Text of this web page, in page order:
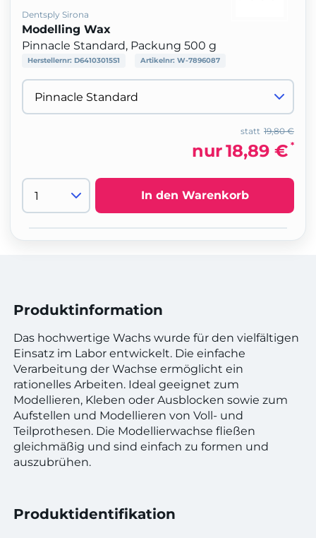
Dentsply Sirona
Modelling Wax
Pinnacle Standard, Packung 500 g
Herstellernr: D64103015S1 Artikelnr: W-7896087
19,80 €
statt
nur18,89 € *
In den Warenkorb
Produktinformation
Das hochwertige Wachs wurde für den vielfältigen
Einsatz im Labor entwickelt. Die einfache
Verarbeitung der Wachse ermöglicht ein
rationelles Arbeiten. Ideal geeignet zum
Modellieren, Kleben oder Ausblocken sowie zum
Aufstellen und Modellieren von Voll- und
Teilprothesen. Die Modellierwachse fließen
gleichmäßig und sind einfach zu formen und
auszubrühen.
Produktidentifikation